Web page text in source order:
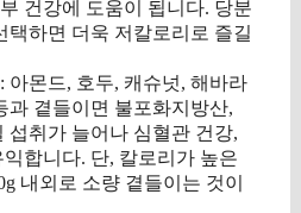
건강에 도움이 됩니다. 당분
택하면 더욱 저칼로리로 즐길
: 아몬드, 호두, 캐슈넛, 해바라
과 곁들이면 불포화지방산,
섭취가 늘어나 심혈관 건강,
합니다. 단, 칼로리가 높은
내외로 소량 곁들이는 것이